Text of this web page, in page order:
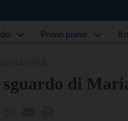
Primo piano Il
sguardo di